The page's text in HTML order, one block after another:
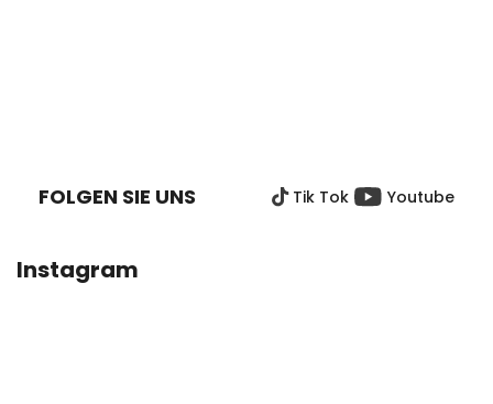
FOLGEN SIE UNS Tik Tok Youtube
Instagram